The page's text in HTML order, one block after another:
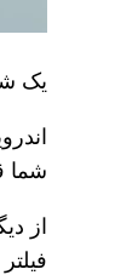
یک
شما
از